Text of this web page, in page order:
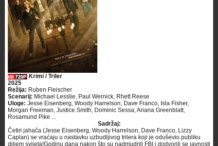
Krimi / Triler
2025
Režija: Ruben Fleischer
Scenarij: Michael Lesslie, Paul Wernick, Rhett Reese
Uloge: Jesse Eisenberg, Woody Harrelson, Dave Franco, Isla Fisher,
Morgan Freeman, Justice Smith, Dominic Sessa, Ariana Greenblatt,
Rosamund Pike ...
Sadržaj:
Četiri jahača (Jesse Eisenberg, Woody Harrelson, Dave Franco, Lizzy
Caplan) se vraćaju u nastavku uzbudljivog trilera koji je oduševio publiku
diljem svijeta!Godinu dana nakon što su nadmudrili FBI i dodvorili se javnosti